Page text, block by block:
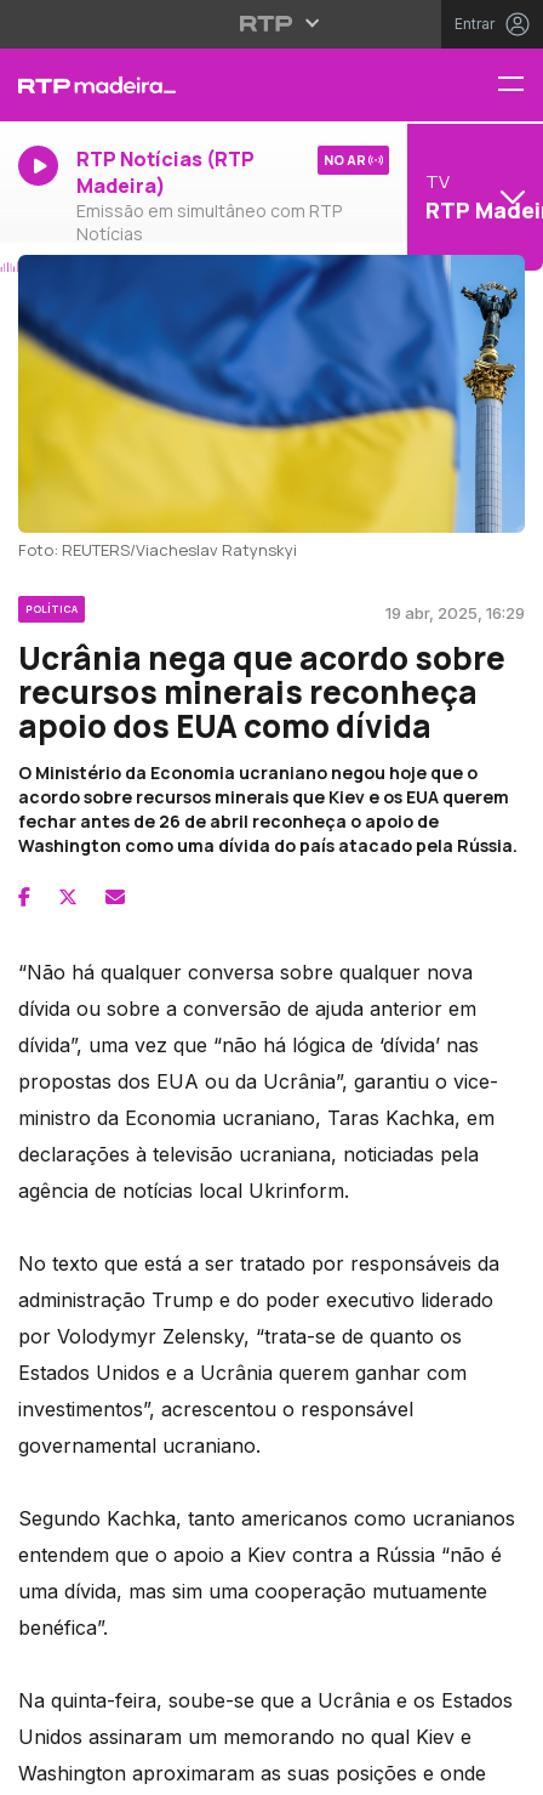
Entrar
RTP Notícias (RTP
Madeira)
Emissão em simultâneo com RTP
Notícias
NO AR
TV
RTP
Foto: REUTERS/Viacheslav Ratynskyi
POLÍTICA 19 abr, 2025, 16:29
Ucrânia nega que acordo sobre
recursos minerais reconheça
apoio dos EUA como dívida
O Ministério da Economia ucraniano negou hoje que o
acordo sobre recursos minerais que Kiev e os EUA querem
fechar antes de 26 de abril reconheça o apoio de
Washington como uma dívida do país atacado pela Rússia.
“Não há qualquer conversa sobre qualquer nova
dívida ou sobre a conversão de ajuda anterior em
dívida”, uma vez que “não há lógica de ‘dívida’ nas
propostas dos EUA ou da Ucrânia”, garantiu o vice-
ministro da Economia ucraniano, Taras Kachka, em
declarações à televisão ucraniana, noticiadas pela
agência de notícias local Ukrinform.
No texto que está a ser tratado por responsáveis da
administração Trump e do poder executivo liderado
por Volodymyr Zelensky, “trata-se de quanto os
Estados Unidos e a Ucrânia querem ganhar com
investimentos”, acrescentou o responsável
governamental ucraniano.
Segundo Kachka, tanto americanos como ucranianos
entendem que o apoio a Kiev contra a Rússia “não é
uma dívida, mas sim uma cooperação mutuamente
benéfica”.
Na quinta-feira, soube-se que a Ucrânia e os Estados
Unidos assinaram um memorando no qual Kiev e
Washington aproximaram as suas posições e onde